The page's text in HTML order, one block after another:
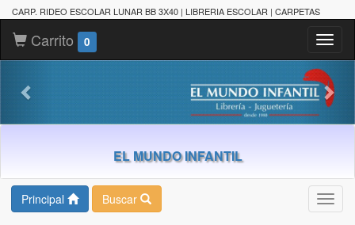
CARP. RIDEO ESCOLAR LUNAR BB 3X40 | LIBRERIA ESCOLAR | CARPETAS
Carrito 0
EL MUNDO INFANTIL
Principal Buscar